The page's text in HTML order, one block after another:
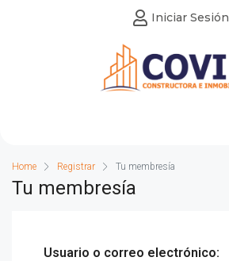
Iniciar Sesión
Home Registrar Tu membresía
Tu membresía
Usuario o correo electrónico: